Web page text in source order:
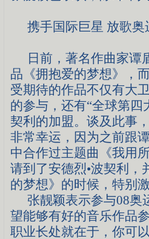
携手国际巨星 放歌奥
日前，著名作曲家谭
品《拥抱爱的梦想》，
受期待的作品不仅有大
的参与，还有“全球第四
契利的加盟。谈及此事
非常幸运，因为之前跟
中合作过主题曲《我用
请到了安德烈•波契利，
的梦想》的时候，特别
张靓颖表示参与08奥
望能够有好的音乐作品
职业长处就在于，你可